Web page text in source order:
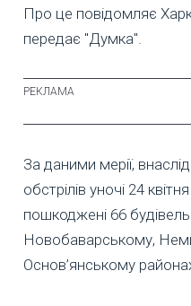
Про це повідомляє
передає "Думка".
За даними мерії,
обстрілів уночі 24
пошкоджені 66
Новобаварському,
Основ’янському